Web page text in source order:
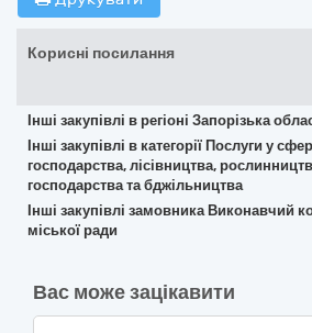
Корисні посилання
Інші закупівлі в регіоні Запорізька
Інші закупівлі в категорії Послуги у
господарства, лісівництва,
господарства та бджільництва
Інші закупівлі замовника Виконавчий
міської ради
Вас може зацікавити